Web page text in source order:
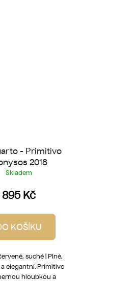
- Primitivo
2018
Skladem
895 Kč
KOŠÍKU
suché | Plné,
elegantní. Primitivo
hloubkou a